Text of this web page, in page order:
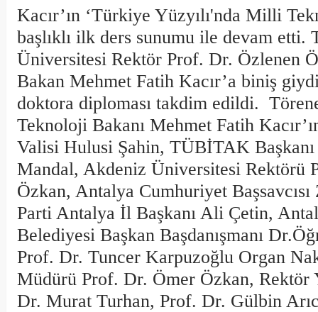
Kacır’ın ‘Türkiye Yüzyılı'nda Milli
başlıklı ilk ders sunumu ile devam etti.
Üniversitesi Rektör Prof. Dr. Özlenen
Bakan Mehmet Fatih Kacır’a biniş
doktora diploması takdim edildi.
Teknoloji Bakanı Mehmet Fatih
Valisi Hulusi Şahin, TÜBİTAK
Mandal, Akdeniz Üniversitesi Rektörü
Özkan, Antalya Cumhuriyet
Parti Antalya İl Başkanı Ali Çetin,
Belediyesi Başkan Başdanışmanı
Prof. Dr. Tuncer Karpuzoğlu Organ
Müdürü Prof. Dr. Ömer Özkan, Rektör
Dr. Murat Turhan, Prof. Dr. Gülbin